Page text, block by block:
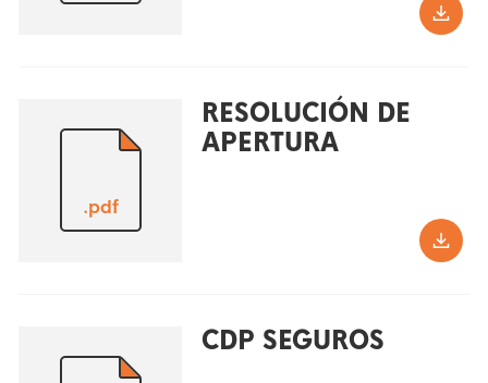
.pdf
RESOLUCIÓN DE
APERTURA
CDP SEGUROS